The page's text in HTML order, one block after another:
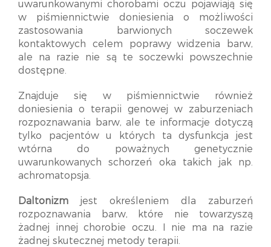
uwarunkowanymi chorobami oczu pojawiają się
w piśmiennictwie doniesienia o możliwości
zastosowania barwionych soczewek
kontaktowych celem poprawy widzenia barw,
ale na razie nie są te soczewki powszechnie
dostępne.
Znajduje się w piśmiennictwie również
doniesienia o terapii genowej w zaburzeniach
rozpoznawania barw, ale te informacje dotyczą
tylko pacjentów u których ta dysfunkcja jest
wtórna do poważnych genetycznie
uwarunkowanych schorzeń oka takich jak np.
achromatopsja.
Daltonizm jest określeniem dla zaburzeń
rozpoznawania barw, które nie towarzyszą
żadnej innej chorobie oczu. I nie ma na razie
żadnej skutecznej metody terapii.